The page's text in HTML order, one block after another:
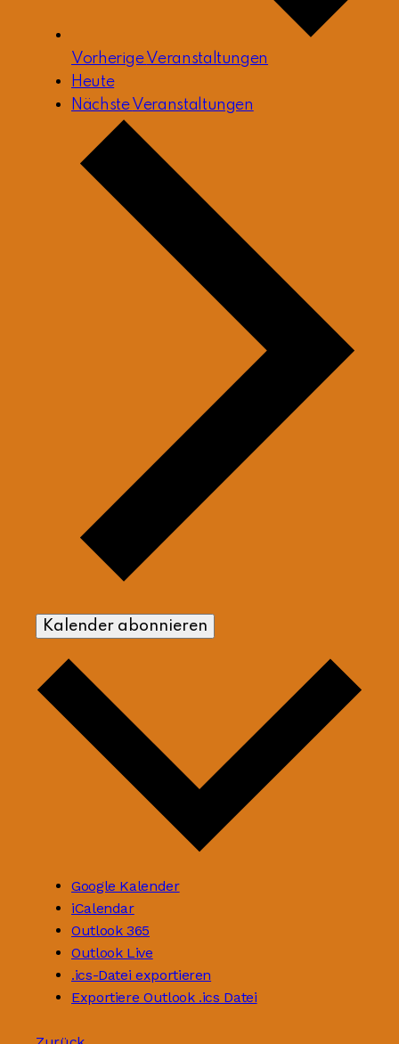
VorherigeVeranstaltungen
Heute
NächsteVeranstaltungen
Kalender abonnieren
Google Kalender
iCalendar
Outlook 365
Outlook Live
.ics-Datei exportieren
Exportiere Outlook .ics Datei